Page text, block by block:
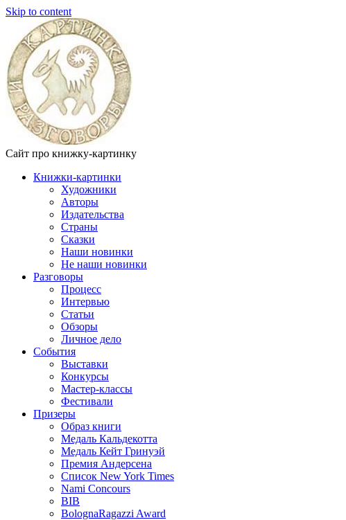
Skip to content
Сайт про книжку-картинку
Книжки-картинки
Художники
Авторы
Издательства
Страны
Сказки
Наши новинки
Не наши новинки
Разговоры
Процесс
Интервью
Статьи
Обзоры
Личное дело
События
Выставки
Конкурсы
Мастер-классы
Фестивали
Призеры
Образ книги
Медаль Кальдекотта
Медаль Кейт Гринуэй
Премия Андерсена
Список New York Times
Nami Concours
BIB
BolognaRagazzi Award